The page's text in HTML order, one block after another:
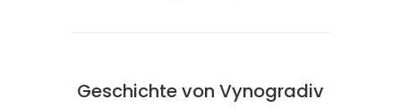
Geschichte von Vynogradiv